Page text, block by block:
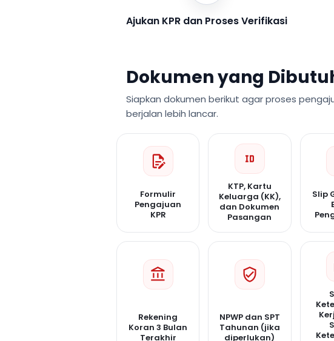
Ajukan KPR dan Proses Verifikasi
Dokumen yang
Siapkan dokumen berikut agar proses
berjalan lebih lancar.
Formulir
Pengajuan
KPR
KTP, Kartu
Keluarga (KK),
dan Dokumen
Pasangan
Slip
Rekening
Koran 3 Bulan
Terakhir
NPWP dan SPT
Tahunan (jika
diperlukan)